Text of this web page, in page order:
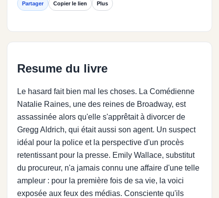
Partager Copier le lien Plus
Resume du livre
Le hasard fait bien mal les choses. La Comédienne
Natalie Raines, une des reines de Broadway, est
assassinée alors qu'elle s'apprêtait à divorcer de
Gregg Aldrich, qui était aussi son agent. Un suspect
idéal pour la police et la perspective d'un procès
retentissant pour la presse. Emily Wallace, substitut
du procureur, n'a jamais connu une affaire d'une telle
ampleur : pour la première fois de sa vie, la voici
exposée aux feux des médias. Consciente qu'ils